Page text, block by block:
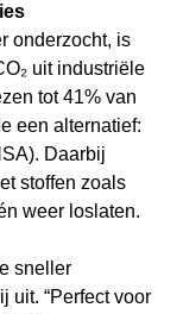
onderzocht, is
uit industriële
tot 41% van
een alternatief:
Daarbij
stoffen zoals
weer loslaten.
sneller
uit. “Perfect voor